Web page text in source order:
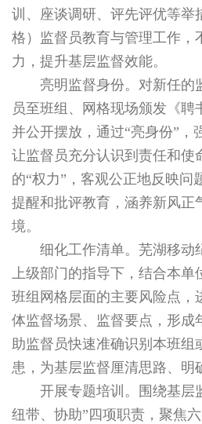
训、座谈调研、评先评优等举
格）监督员教育与管理工作，
力，提升基层监督效能。
亮明监督身份。对新任的
员至班组、网格现场颁发《聘
并公开摆放，通过“亮身份”，
让监督员充分认识到责任和使
的“权力”，客观公正地反映问
提醒和批评教育，涵养新风正
境。
细化工作清单。芜湖移动
上级部门的指导下，结合本单
班组网格层面的主要风险点，
体监督场景、监督要点，形成
助监督员快速准确识别本班组
患，为基层监督厘清思路、明
开展专题培训。围绕基层
纽带、协助”四项职责，聚焦